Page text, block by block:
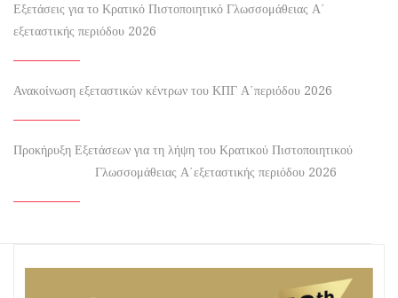
Εξετάσεις για το Κρατικό Πιστοποιητικό Γλωσσομάθειας Α΄
εξεταστικής περιόδου 2026
Ανακοίνωση εξεταστικών κέντρων του ΚΠΓ Α΄περιόδου 2026
Προκήρυξη Εξετάσεων για τη λήψη του Κρατικού Πιστοποιητικού
Γλωσσομάθειας Α΄εξεταστικής περιόδου 2026